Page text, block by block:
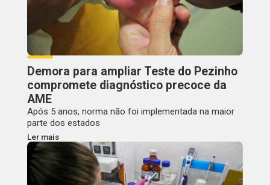
Demora para ampliar Teste do Pezinho
compromete diagnóstico precoce da
AME
Após 5 anos, norma não foi implementada na maior
parte dos estados
Ler mais